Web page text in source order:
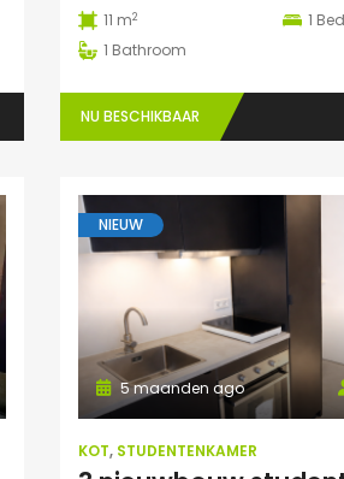
11 m2 1
1 Bathroom
NU BESCHIKBAAR
NIEUW
5 maanden ago
KOT, STUDENTENKAMER